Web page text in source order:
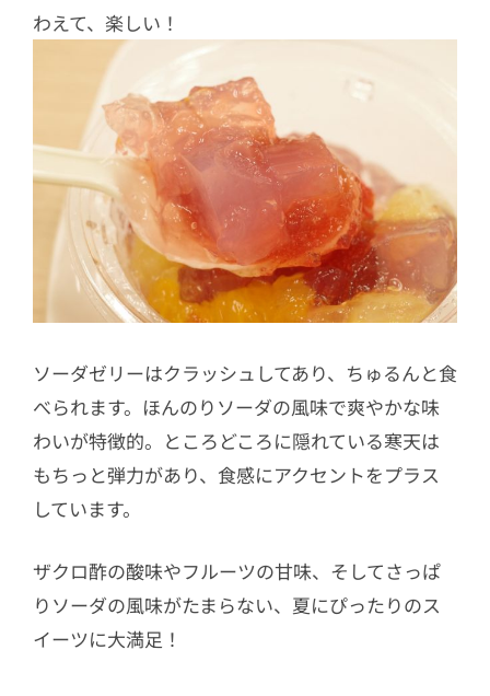
わえて、楽しい！
ソーダゼリーはクラッシュしてあり、ちゅるんと食
べられます。ほんのりソーダの風味で爽やかな味
わいが特徴的。ところどころに隠れている寒天は
もちっと弾力があり、食感にアクセントをプラス
しています。
ザクロ酢の酸味やフルーツの甘味、そしてさっぱ
りソーダの風味がたまらない、夏にぴったりのス
イーツに大満足！